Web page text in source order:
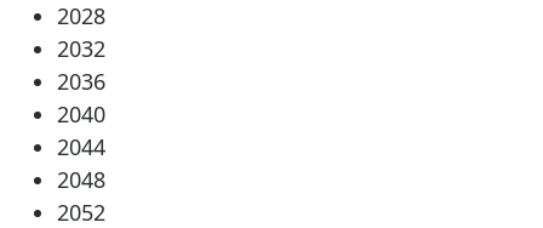
2028
2032
2036
2040
2044
2048
2052